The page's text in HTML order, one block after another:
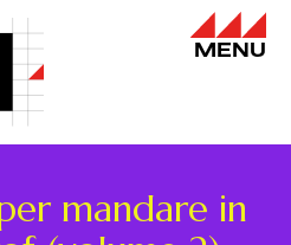
MENU
mandare in